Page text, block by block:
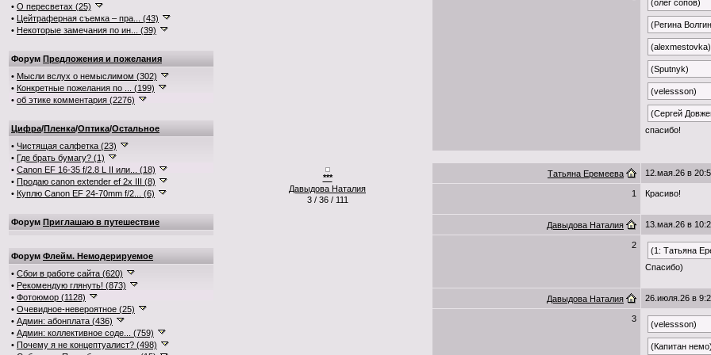
• О пересветах (25)
• Цейтраферная съемка – пра... (43)
• Некоторые замечания по ин... (39)
Форум Предложения и пожелания
• Мысли вслух о немыслимом (302)
• Конкретные пожелания по ... (199)
• об этике комментария (2276)
Цифра/Пленка/Оптика/Остальное
• Чистящая салфетка (23)
• Где брать бумагу? (1)
• Canon EF 16-35 f/2.8 L II или... (18)
• Продаю canon extender ef 2x III (8)
• Куплю Canon EF 24-70mm f/2... (6)
Форум Приглашаю в путешествие
Форум Флейм. Немодерируемое
• Сбои в работе сайта (620)
• Рекомендую глянуть! (873)
• Фотоюмор (1128)
• Очевидное-невероятное (25)
• Админ: абонплата (436)
• Админ: коллективное соде... (759)
• Почему я не концептуалист? (498)
(олег сопов)
(Регина
(alexmestovka)
(Sputnyk)
(velessson)
(Сергей
спасибо!
***
Давыдова Наталия
3 / 36 / 111
Татьяна Еремеева 12.мая.26 в
1 Красиво!
Давыдова Наталия 13.мая.26 в
2
(1: Татьяна
Спасибо)
Давыдова Наталия 26.июля.26 в
3
(velessson)
(Капитан немо)